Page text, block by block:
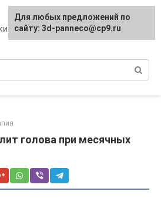
патологиях и
голова при месячных
Для любых предложений по
сайту: 3d-panneco@cp9.ru